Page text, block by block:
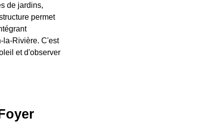
de jardins,
permet
la-Rivière. C'est
et d'observer